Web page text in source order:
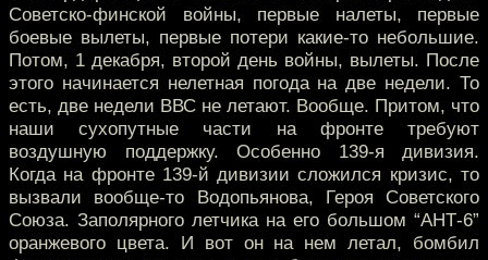
Советско-финской войны, первые налеты, первые
боевые вылеты, первые потери какие-то небольшие.
Потом, 1 декабря, второй день войны, вылеты. После
этого начинается нелетная погода на две недели. То
есть, две недели ВВС не летают. Вообще. Притом, что
наши сухопутные части на фронте требуют
воздушную поддержку. Особенно 139-я дивизия.
Когда на фронте 139-й дивизии сложился кризис, то
вызвали вообще-то Водопьянова, Героя Советского
Союза. Заполярного летчика на его большом “АНТ-6”
оранжевого цвета. И вот он на нем летал, бомбил